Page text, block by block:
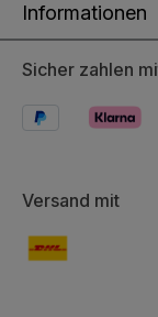
Informationen
Sicher zahlen
Versand mit